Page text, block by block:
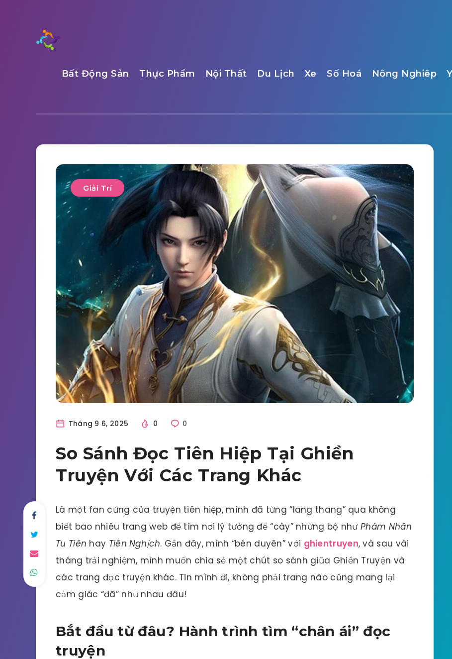
Bất Động Sản Thực Phẩm Nội Thất Du Lịch Xe Số Hoá Nông Nghiêp
Giải Trí
Tháng 9 6, 2025 0 0
So Sánh Đọc Tiên Hiệp Tại Ghiền
Truyện Với Các Trang Khác
Là một fan cứng của truyện tiên hiệp, mình đã từng “lang thang” qua không
biết bao nhiêu trang web để tìm nơi lý tưởng để “cày” những bộ nhưPhàm Nhân
Tu Tiên hay Tiên Nghịch. Gần đây, mình “bén duyên” với ghientruyen, và sau vài
tháng trải nghiệm, mình muốn chia sẻ một chút so sánh giữa Ghiền Truyện và
các trang đọc truyện khác. Tin mình đi, không phải trang nào cũng mang lại
cảm giác “đã” như nhau đâu!
Bắt đầu từ đâu? Hành trình tìm “chân ái” đọc
truyện